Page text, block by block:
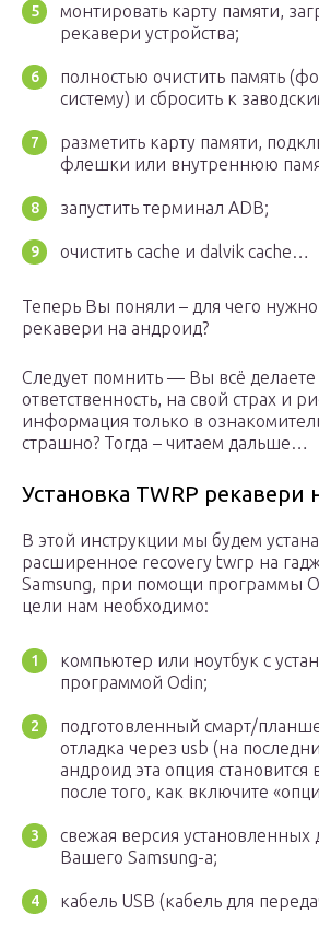
монтировать карту памяти,
рекавери устройства;
полностью очистить память
систему) и сбросить к
разметить карту памяти,
флешки или внутреннюю
запустить терминал ADB;
очистить cache и dalvik cache…
Теперь Вы поняли – для чего
рекавери на андроид?
Следует помнить — Вы всё
ответственность, на свой страх и
информация только в
страшно? Тогда – читаем дальше…
Установка TWRP рекавери
В этой инструкции мы будем
расширенное recovery twrp на
Samsung, при помощи программы
цели нам необходимо:
компьютер или ноутбук с
программой Odin;
подготовленный смарт/
отладка через usb (на
андроид эта опция становится
после того, как включите
свежая версия установленных
Вашего Samsung-a;
кабель USB (кабель для